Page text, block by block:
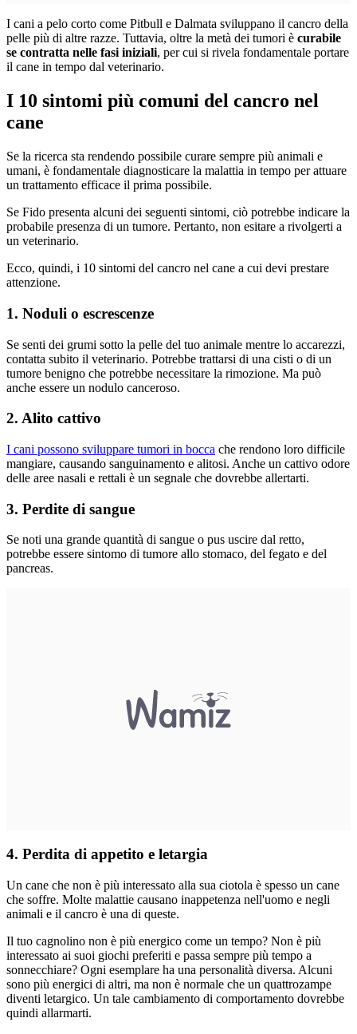
I cani a pelo corto come Pitbull e Dalmata sviluppano il cancro della
pelle più di altre razze. Tuttavia, oltre la metà dei tumori è curabile
se contratta nelle fasi iniziali, per cui si rivela fondamentale portare
il cane in tempo dal veterinario.
I 10 sintomi più comuni del cancro nel
cane
Se la ricerca sta rendendo possibile curare sempre più animali e
umani, è fondamentale diagnosticare la malattia in tempo per attuare
un trattamento efficace il prima possibile.
Se Fido presenta alcuni dei seguenti sintomi, ciò potrebbe indicare la
probabile presenza di un tumore. Pertanto, non esitare a rivolgerti a
un veterinario.
Ecco, quindi, i 10 sintomi del cancro nel cane a cui devi prestare
attenzione.
1. Noduli o escrescenze
Se senti dei grumi sotto la pelle del tuo animale mentre lo accarezzi,
contatta subito il veterinario. Potrebbe trattarsi di una cisti o di un
tumore benigno che potrebbe necessitare la rimozione. Ma può
anche essere un nodulo canceroso.
2. Alito cattivo
I cani possono sviluppare tumori in bocca che rendono loro difficile
mangiare, causando sanguinamento e alitosi. Anche un cattivo odore
delle aree nasali e rettali è un segnale che dovrebbe allertarti.
3. Perdite di sangue
Se noti una grande quantità di sangue o pus uscire dal retto,
potrebbe essere sintomo di tumore allo stomaco, del fegato e del
pancreas.
4. Perdita di appetito e letargia
Un cane che non è più interessato alla sua ciotola è spesso un cane
che soffre. Molte malattie causano inappetenza nell'uomo e negli
animali e il cancro è una di queste.
Il tuo cagnolino non è più energico come un tempo? Non è più
interessato ai suoi giochi preferiti e passa sempre più tempo a
sonnecchiare? Ogni esemplare ha una personalità diversa. Alcuni
sono più energici di altri, ma non è normale che un quattrozampe
diventi letargico. Un tale cambiamento di comportamento dovrebbe
quindi allarmarti.